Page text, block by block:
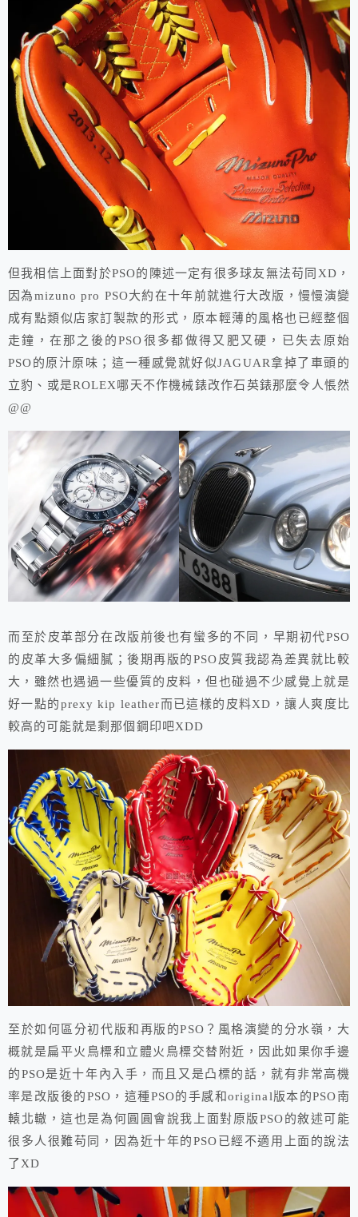
但我相信上面對於PSO的陳述一定有很多球友無法苟同XD，
因為mizuno pro PSO大約在十年前就進行大改版，慢慢演變
成有點類似店家訂製款的形式，原本輕薄的風格也已經整個
走鐘，在那之後的PSO很多都做得又肥又硬，已失去原始
PSO的原汁原味；這一種感覺就好似JAGUAR拿掉了車頭的
立豹、或是ROLEX哪天不作機械錶改作石英錶那麼令人悵然
@@
而至於皮革部分在改版前後也有蠻多的不同，早期初代PSO
的皮革大多偏細膩；後期再版的PSO皮質我認為差異就比較
大，雖然也遇過一些優質的皮料，但也碰過不少感覺上就是
好一點的prexy kip leather而已這樣的皮料XD，讓人爽度比
較高的可能就是剩那個鋼印吧XDD
至於如何區分初代版和再版的PSO？風格演變的分水嶺，大
概就是扁平火鳥標和立體火鳥標交替附近，因此如果你手邊
的PSO是近十年內入手，而且又是凸標的話，就有非常高機
率是改版後的PSO，這種PSO的手感和original版本的PSO南
轅北轍，這也是為何圓圓會說我上面對原版PSO的敘述可能
很多人很難苟同，因為近十年的PSO已經不適用上面的說法
了XD